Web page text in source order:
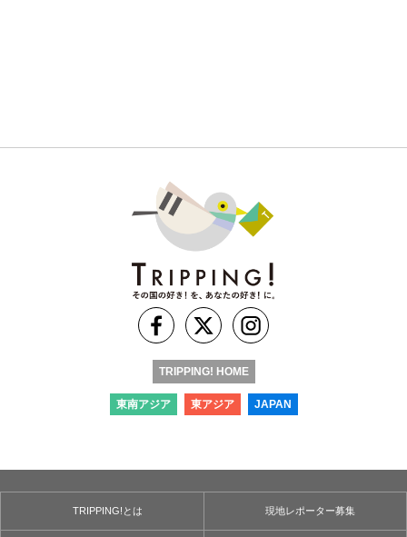
TRIPPING! HOME
東南アジア 東アジア JAPAN
TRIPPING!とは 現地レポーター募集